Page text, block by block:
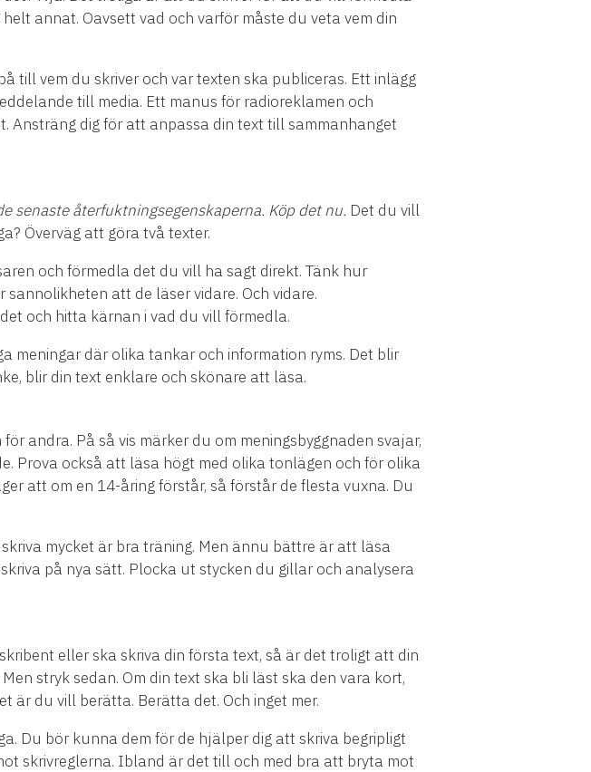
annat. Oavsett vad och varför måste du veta vem din
till vem du skriver och var texten ska publiceras. Ett inlägg
till media. Ett manus för radioreklamen och
Ansträng dig för att anpassa din text till sammanhanget
senaste återfuktningsegenskaperna. Köp det nu. Det du vill
Överväg att göra två texter.
och förmedla det du vill ha sagt direkt. Tänk hur
att de läser vidare. Och vidare.
och hitta kärnan i vad du vill förmedla.
meningar där olika tankar och information ryms. Det blir
blir din text enklare och skönare att läsa.
andra. På så vis märker du om meningsbyggnaden svajar,
Prova också att läsa högt med olika tonlägen och för olika
att om en 14-åring förstår, så förstår de flesta vuxna. Du
mycket är bra träning. Men ännu bättre är att läsa
på nya sätt. Plocka ut stycken du gillar och analysera
eller ska skriva din första text, så är det troligt att din
stryk sedan. Om din text ska bli läst ska den vara kort,
är du vill berätta. Berätta det. Och inget mer.
Du bör kunna dem för de hjälper dig att skriva begripligt
skrivreglerna. Ibland är det till och med bra att bryta mot